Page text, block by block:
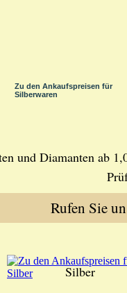
Zu den Ankaufspreisen für
Silberwaren
und Diamanten ab
Rufen Sie
Silber